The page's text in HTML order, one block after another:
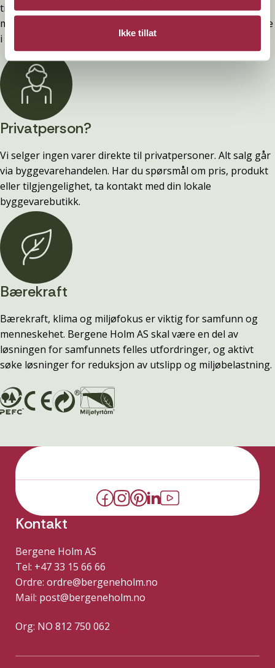
Ikke tillat
tilfredsstiller preakseptert ytelse for brann (D-s2,d0) ved
montering. Ytelsen opprettholdes ved å følge anvisningene
i våre FDV-er.
Privatperson?
Vi selger ingen varer direkte til privatpersoner. Alt salg går
via byggevarehandelen. Har du spørsmål om pris, produkt
eller tilgjengelighet, ta kontakt med din lokale
byggevarebutikk.
Bærekraft
Bærekraft, klima og miljøfokus er viktig for samfunn og
menneskehet. Bergene Holm AS skal være en del av
løsningen for samfunnets felles utfordringer, og aktivt
søke løsninger for reduksjon av utslipp og miljøbelastning.
Kontakt
Bergene Holm AS
Tel: +47 33 15 66 66
Ordre: ordre@bergeneholm.no
Mail: post@bergeneholm.no
Org: NO 812 750 062